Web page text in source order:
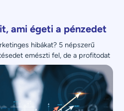
ami égeti a pénzedet
hibákat? 5 népszerű
emészti fel, de a profitodat